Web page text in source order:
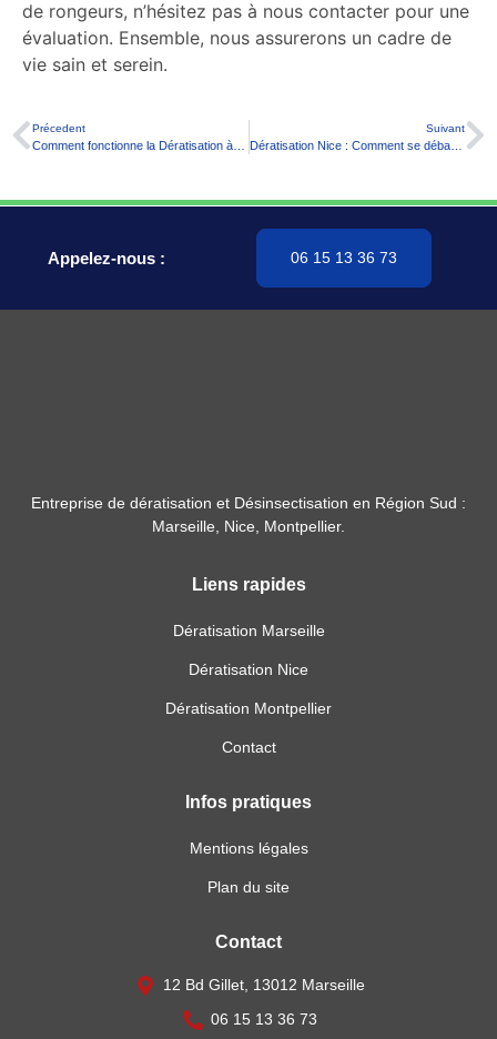
de rongeurs, n’hésitez pas à nous contacter pour une
évaluation. Ensemble, nous assurerons un cadre de
vie sain et serein.
Précedent Suivant
Dératisation Nice : Comment se débarrasser des nuisibles efficacement ?
Appelez-nous : 06 15 13 36 73
Entreprise de dératisation et Désinsectisation en Région Sud :
Marseille, Nice, Montpellier.
Liens rapides
Dératisation Marseille
Dératisation Nice
Dératisation Montpellier
Contact
Infos pratiques
Mentions légales
Plan du site
Contact
12 Bd Gillet, 13012 Marseille
06 15 13 36 73